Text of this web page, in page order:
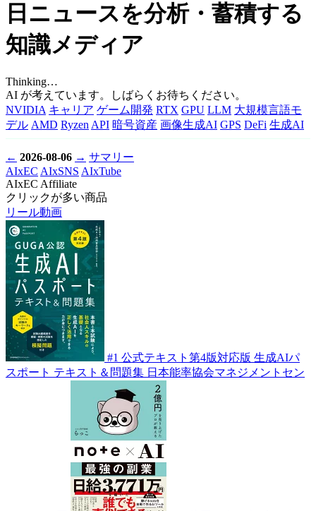
日ニュースを分析・蓄積する
知識メディア
Thinking…
AI が考えています。しばらくお待ちください。
NVIDIA キャリア ゲーム開発 RTX GPU LLM 大規模言語モ
デル AMD RyzenAPI 暗号資産 画像生成AI GPS DeFi 生成AI
← 2026-08-06 → サマリー
AIxEC AIxSNS AIxTube
AIxEC Affiliate
クリックが多い商品
リール動画
#1 公式テキスト第4版対応版 生成AIパ
スポート テキスト＆問題集 日本能率協会マネジメントセン